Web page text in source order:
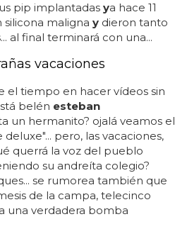
pip implantadas ya hace 11
silicona maligna ydieron tanto
al final terminará con una...
vacaciones
tiempo en hacer vídeos sin
belén esteban
un hermanito? ojalá veamos el
pero, las vacaciones,
querrá la voz del pueblo
su andreíta colegio?
se rumorea también que
de la campa, telecinco
una verdadera bomba